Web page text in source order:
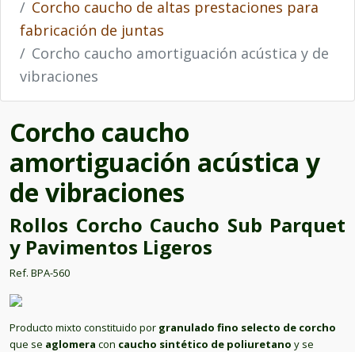
Corcho caucho de altas prestaciones para
fabricación de juntas
Corcho caucho amortiguación acústica y de
vibraciones
Corcho caucho
amortiguación acústica y
de vibraciones
Rollos Corcho Caucho Sub Parquet
y Pavimentos Ligeros
Ref. BPA-560
Producto mixto constituido por granulado fino selecto de corcho
que se aglomera con caucho sintético de poliuretano y se